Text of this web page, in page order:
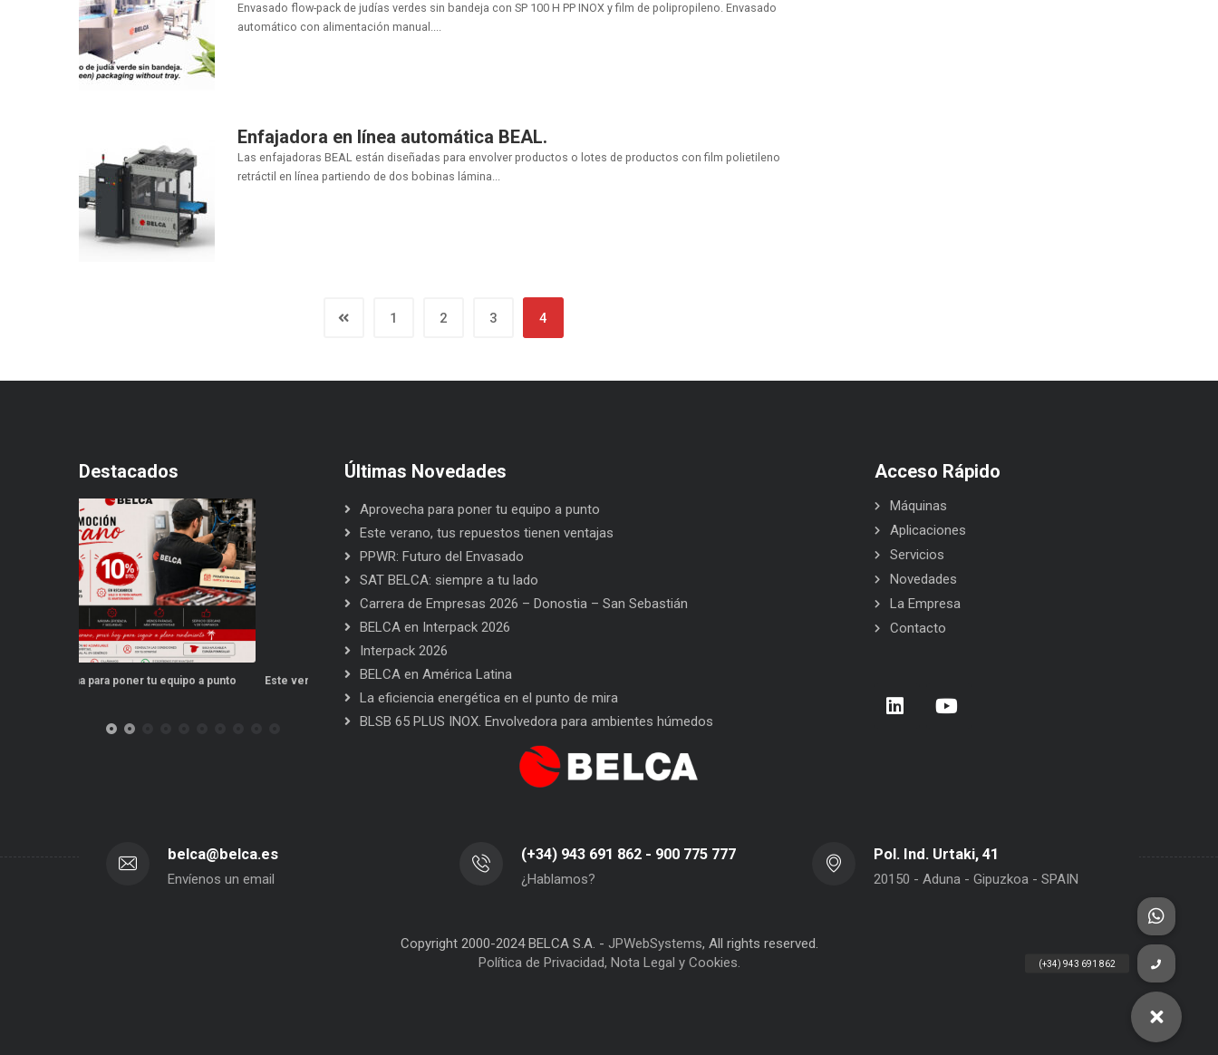
Envasado flow-pack de judías verdes sin bandeja con SP 100 H PP INOX y film de polipropileno. Envasado
automático con alimentación manual....
Enfajadora en línea automática BEAL.
Las enfajadoras BEAL están diseñadas para envolver productos o lotes de productos con film polietileno
retráctil en línea partiendo de dos bobinas lámina...
1 2 3 4
Destacados
Este verano, tus repuestos tienen ventajas PPWR: Futuro del Envasado
Últimas Novedades
Aprovecha para poner tu equipo a punto
Este verano, tus repuestos tienen ventajas
PPWR: Futuro del Envasado
SAT BELCA: siempre a tu lado
Carrera de Empresas 2026 – Donostia – San Sebastián
BELCA en Interpack 2026
Interpack 2026
BELCA en América Latina
La eficiencia energética en el punto de mira
BLSB 65 PLUS INOX. Envolvedora para ambientes húmedos
Acceso Rápido
Máquinas
Aplicaciones
Servicios
Novedades
La Empresa
Contacto
belca@belca.es
Envíenos un email
(+34) 943 691 862 - 900 775 777
¿Hablamos?
Pol. Ind. Urtaki, 41
20150 - Aduna - Gipuzkoa - SPAIN
Copyright 2000-2024 BELCA S.A. - JPWebSystems, All rights reserved.
Política de Privacidad, Nota Legal y Cookies.